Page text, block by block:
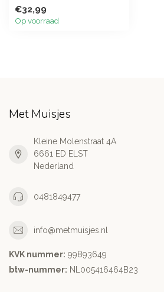
€32,99
Op voorraad
Met Muisjes
Kleine Molenstraat 4A
6661 ED ELST
Nederland
0481849477
info@metmuisjes.nl
KVK nummer: 99893649
btw-nummer: NL005416464B23